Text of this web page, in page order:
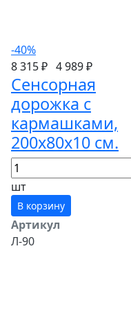
-40%
8 315 ₽ 4 989 ₽
Сенсорная
дорожка с
кармашками,
200х80х10 см.
шт
В корзину
Артикул
Л-90